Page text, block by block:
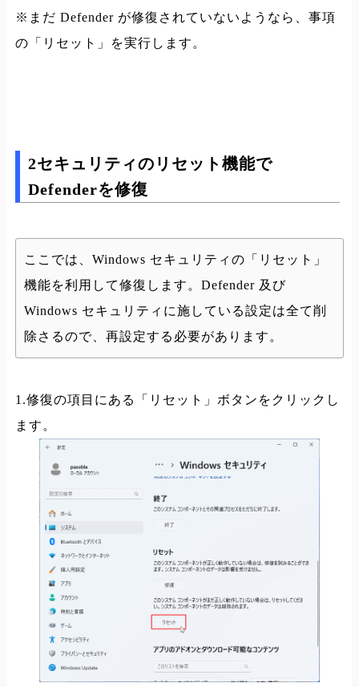
※まだ Defender が修復されていないようなら、事項
の「リセット」を実行します。
2セキュリティのリセット機能で
Defenderを修復
ここでは、Windows セキュリティの「リセット」
機能を利用して修復します。Defender 及び
Windows セキュリティに施している設定は全て削
除さるので、再設定する必要があります。
1.修復の項目にある「リセット」ボタンをクリックし
ます。